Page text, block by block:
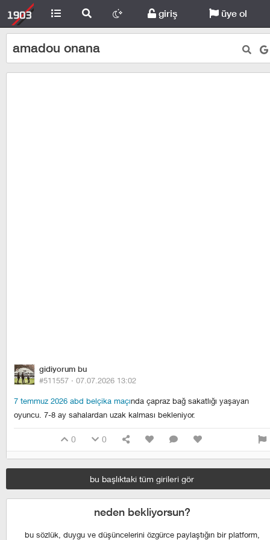
giriş üye ol
amadou onana
gidiyorum bu
#511557 · 07.07.2026 13:02
7 temmuz 2026 abd belçika maçında çapraz bağ sakatlığı yaşayan
oyuncu. 7-8 ay sahalardan uzak kalması bekleniyor.
0 0
bu başlıktaki tüm girileri gör
neden bekliyorsun?
bu sözlük, duygu ve düşüncelerini özgürce paylaştığın bir platform,